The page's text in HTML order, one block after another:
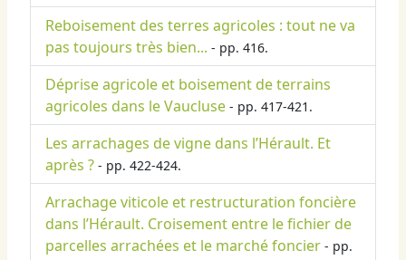
Reboisement des terres agricoles : tout ne va
pas toujours très bien... - pp. 416.
Déprise agricole et boisement de terrains
agricoles dans le Vaucluse - pp. 417-421.
Les arrachages de vigne dans l’Hérault. Et
après ? - pp. 422-424.
Arrachage viticole et restructuration foncière
dans l’Hérault. Croisement entre le fichier de
parcelles arrachées et le marché foncier - pp.